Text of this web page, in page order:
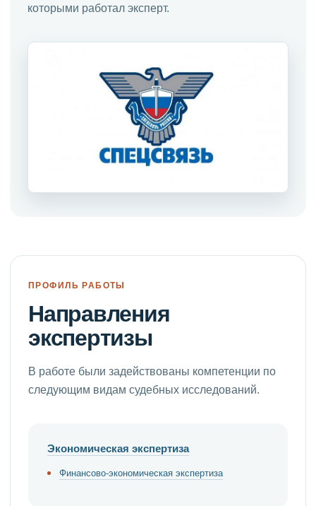
которыми работал эксперт.
ПРОФИЛЬ РАБОТЫ
Направления
экспертизы
В работе были задействованы компетенции по
следующим видам судебных исследований.
Экономическая экспертиза
Финансово-экономическая экспертиза